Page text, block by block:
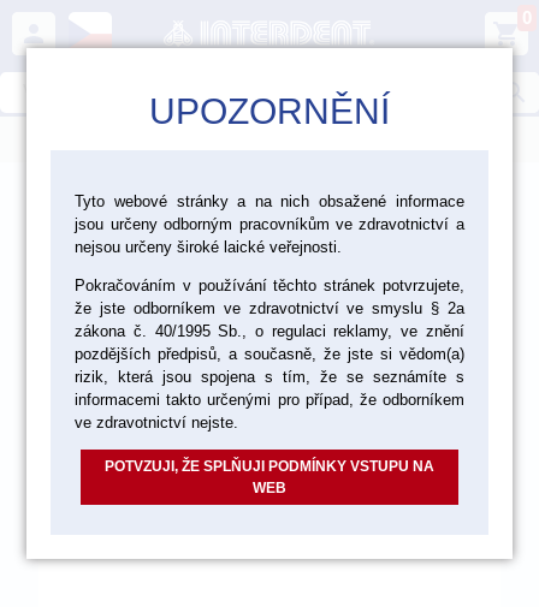
person shopping_cart
0
> Ordinace > Výplňové materiály >
Adhezivní prostředky
UPOZORNĚNÍ
Tyto webové stránky a na nich obsažené informace
jsou určeny odborným pracovníkům ve zdravotnictví a
nejsou určeny široké laické veřejnosti.
Pokračováním v používání těchto stránek potvrzujete,
že jste odborníkem ve zdravotnictví ve smyslu § 2a
zákona č. 40/1995 Sb., o regulaci reklamy, ve znění
pozdějších předpisů, a současně, že jste si vědom(a)
rizik, která jsou spojena s tím, že se seznámíte s
informacemi takto určenými pro případ, že odborníkem
ve zdravotnictví nejste.
POTVZUJI, ŽE SPLŇUJI PODMÍNKY VSTUPU NA
WEB